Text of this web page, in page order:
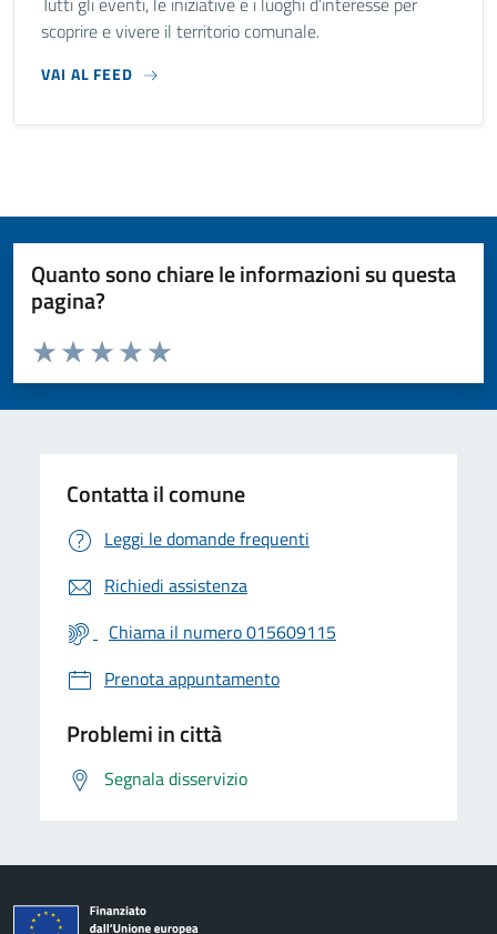
scoprire e vivere il territorio comunale.
VAI AL FEED
Quanto sono chiare le informazioni su questa
pagina?
Valuta da 1 a 5 stelle la pagina
Valuta 5 stelle su 5
Valuta 4 stelle su 5
Valuta 3 stelle su 5
Valuta 2 stelle su 5
Valuta 1 stelle su 5
Contatta il comune
Leggi le domande frequenti
Richiedi assistenza
Chiama il numero 015609115
Prenota appuntamento
Problemi in città
Segnala disservizio